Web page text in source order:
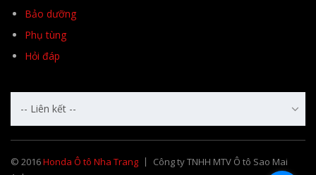
Bảo dưỡng
Phụ tùng
Hỏi đáp
-- Liên kết --
© 2016Honda Ô tô Nha Trang
Công ty TNHH MTV Ô tô Sao Mai